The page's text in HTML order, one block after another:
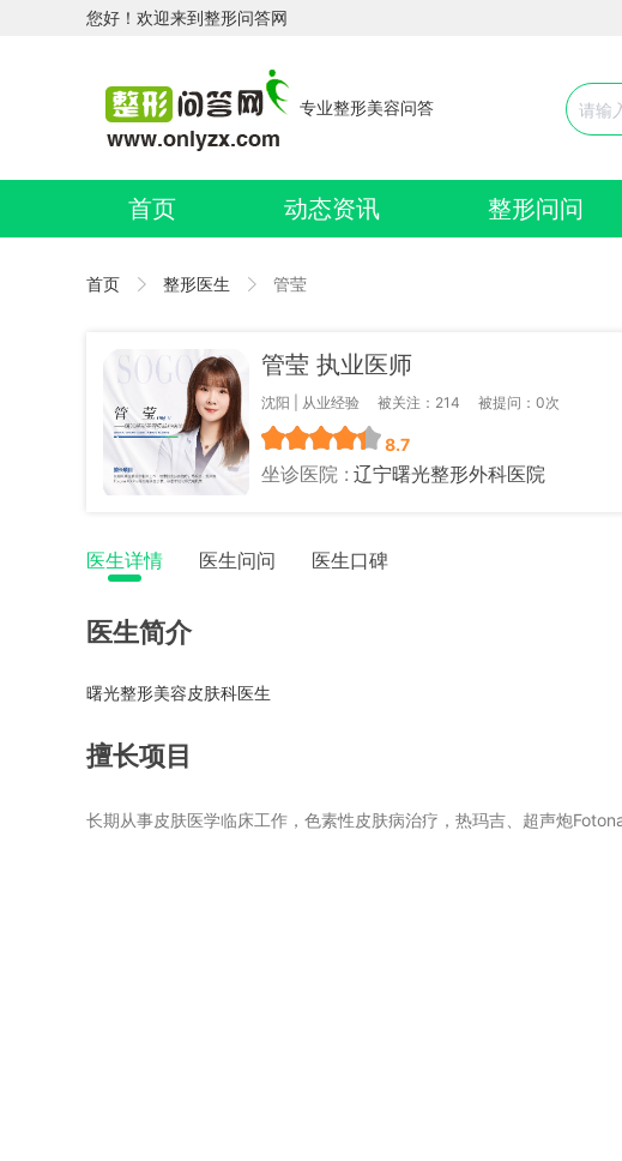
您好！欢迎来到整形问答网
专业整形美容问答
首页 动态资讯 整形问问
首页 整形医生 管莹
管莹 执业医师
沈阳 | 从业经验 被关注：214 被提问：0次
8.7
坐诊医院 : 辽宁曙光整形外科医院
医生详情 医生问问 医生口碑
医生简介
曙光整形美容皮肤科医生
擅长项目
长期从事皮肤医学临床工作，色素性皮肤病治疗，热玛吉、超声炮